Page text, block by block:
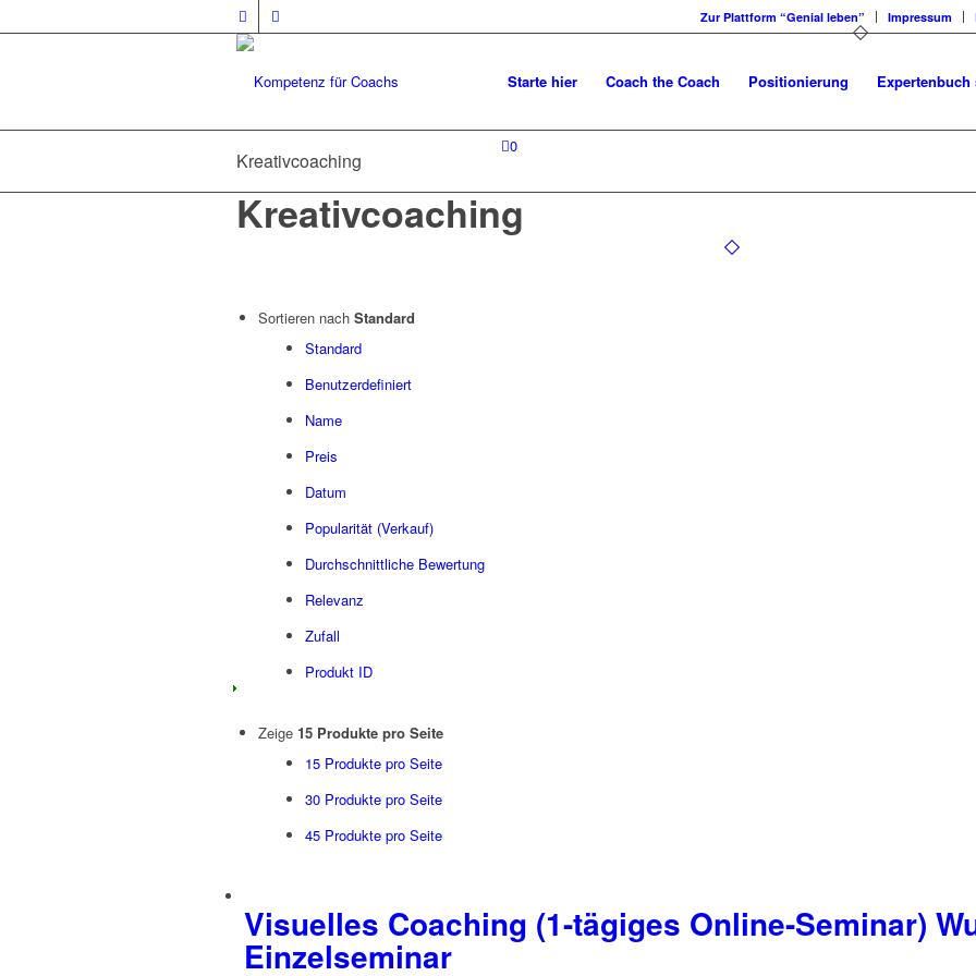
Zur Plattform “Genial leben” Impressum
Starte hier Coach the Coach Positionierung Expertenbuch
0
Kreativcoaching
Kreativcoaching
Sortieren nach Standard
Standard
Benutzerdefiniert
Name
Preis
Datum
Popularität (Verkauf)
Durchschnittliche Bewertung
Relevanz
Zufall
Produkt ID
Zeige 15 Produkte pro Seite
15 Produkte pro Seite
30 Produkte pro Seite
45 Produkte pro Seite
Visuelles Coaching (1-tägiges Online-Seminar)
Einzelseminar